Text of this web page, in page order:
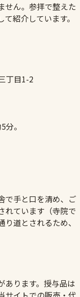
せん。参拝で整えた
紹介しています。
丁目1-2
。
で手と口を清め、ご
れています（寺院で
道とされるため、
あります。授与品は